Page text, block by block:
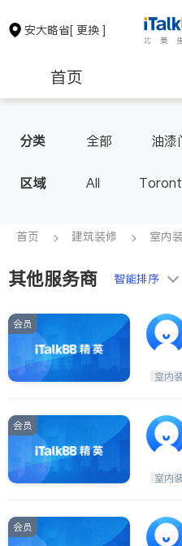
安大略省[ 更换 ]
首页
保险理财 房
银行贷款
建筑装修
分类 全部
油漆
地板建材
区域 All
Scarborough
North York
Brampton
Kitchener
Stouffville
Waterloo
Oshawa
首页 建筑装修 室内
其他服务商 智能排序
会员
室内
会员
室内
会员